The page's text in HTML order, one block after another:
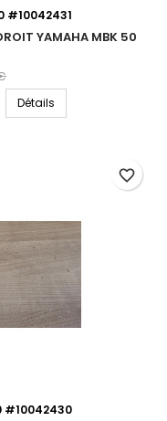
#10042431
YAMAHA MBK 50
Détails
#10042430
favorite_border